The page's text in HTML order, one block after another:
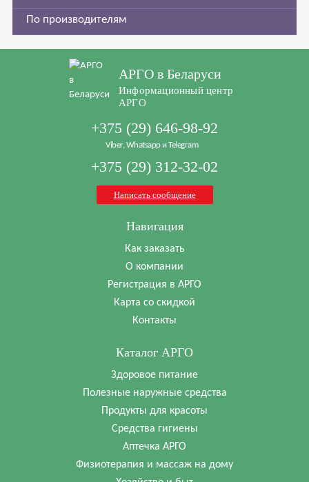
По производителям
АРГО в Беларуси
Информационный центр
АРГО
+375 (29) 646-98-92
Viber, Whatsapp и Telegram
+375 (29) 312-32-02
Написать сообщение
Навигация
Как заказать
О компании
Регистрация в АРГО
Карта со скидкой
Контакты
Каталог АРГО
Здоровое питание
Полезные наружные средства
Продукты для красоты
Средства гигиены
Аптечка АРГО
Физиотерапия и массаж на дому